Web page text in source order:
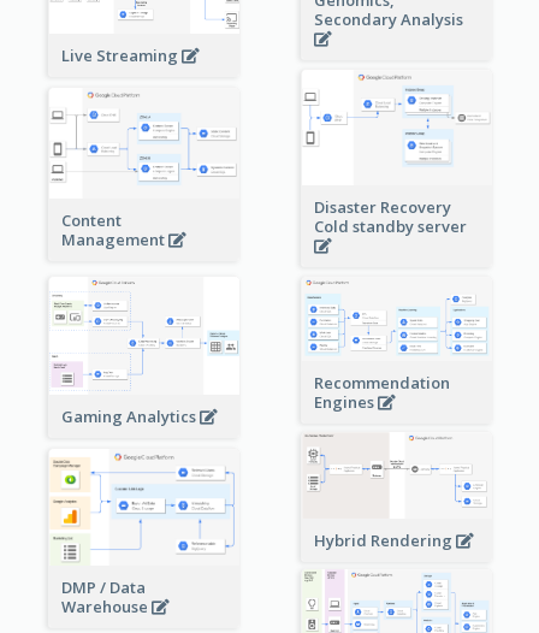
Secondary Analysis
Live Streaming
Disaster Recovery
Cold standby server
Content
Management
Gaming Analytics
Recommendation
Engines
Hybrid Rendering
DMP / Data
Warehouse